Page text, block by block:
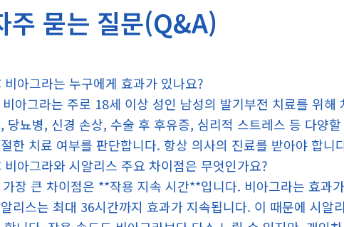
주 묻는 질문(Q&A)
비아그라는 누구에게 효과가 있나요?
비아그라는 주로 18세 이상 성인 남성의 발기부전 치료를 위해
당뇨병, 신경 손상, 수술 후 후유증, 심리적 스트레스 등 다양
한 치료 여부를 판단합니다. 항상 의사의 진료를 받아야 합니
비아그라와 시알리스 주요 차이점은 무엇인가요?
가장 큰 차이점은 **작용 지속 시간**입니다. 비아그라는 효과
리스는 최대 36시간까지 효과가 지속됩니다. 이 때문에 시